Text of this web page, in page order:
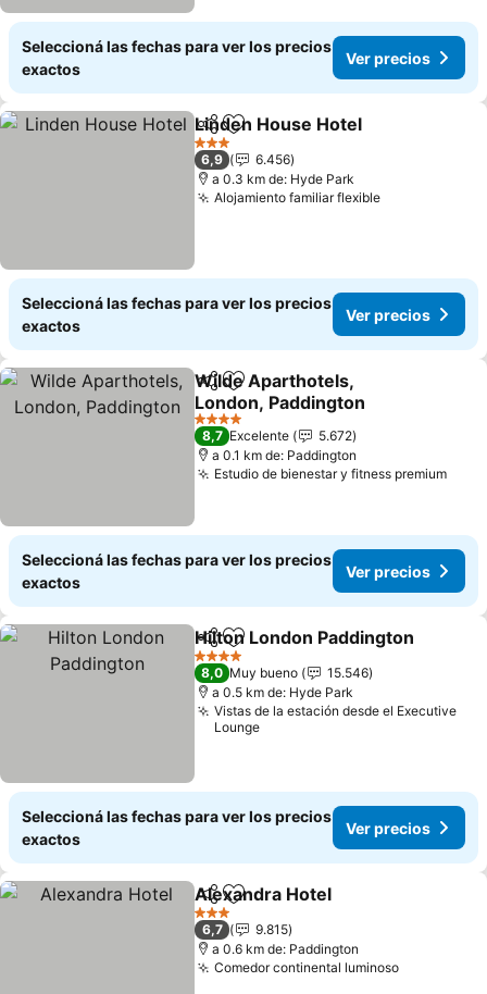
Seleccioná las fechas para ver los precios
exactos
Ver precios
CompartirAñadir a favoritos
Linden House Hotel
3 Estrellas
6,9
6.456
a 0.3 km de: Hyde Park
Alojamiento familiar flexibleVer precios
Seleccioná las fechas para ver los precios
exactos
Ver precios
CompartirAñadir a favoritos
Wilde Aparthotels,
London, Paddington
Ver precios
4 Estrellas
8,7 Excelente
5.672
a 0.1 km de: Paddington
Estudio de bienestar y fitness premiumVer
Seleccioná las fechas para ver los precios
exactos
Ver precios
CompartirAñadir a favoritos
Hilton London Paddington
4 Estrellas
8,0 Muy bueno
15.546
a 0.5 km de: Hyde Park
Vistas de la estación desde el Executive
Lounge
Seleccioná las fechas para ver los precios
exactos
Ver precios
CompartirAñadir a favoritos
Alexandra Hotel
3 Estrellas
6,7
9.815
a 0.6 km de: Paddington
Comedor continental luminosoVer